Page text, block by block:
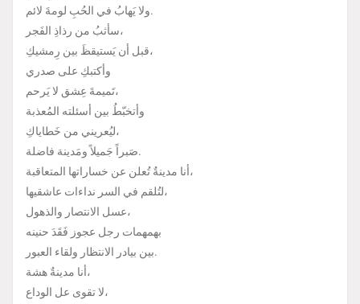
ولا يَهابُ في الحُبِ لومةَ لائم.
سأثبُ من رذاذِ الفَجر،
قبل أن يَستيقظَ بين رِمشيكِ،
وأكتبكِ على صدري
تَميمةَ عِشق لا يَرحم،
وأتخبّطُ بين أسئلته المُعذبة
ليُعريني من خَطاياكِ،
صَبراً جَميلاً ومَدينة فاضلة.
أنا مدينةٌ تُعلن عن خساراتها المتعاقبة،
لتُلقم في السر نداءات عاشقيها،
عسل الانتصار والذهول،
بهمهمات رجل عجوز فَقَدَ حنينه
بين بيادر الانتظار ولقاء العبور.
أنا مدينةٌ هشة،
لا تقوى عل الوداع،